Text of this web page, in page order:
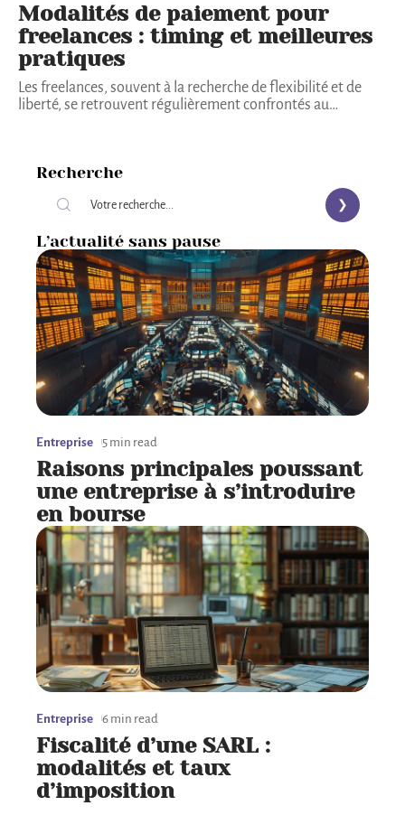
Modalités de paiement pour
freelances : timing et meilleures
pratiques
Les freelances, souvent à la recherche de flexibilité et de
liberté, se retrouvent régulièrement confrontés au…
Recherche
L’actualité sans pause
Entreprise 5 min read
Raisons principales poussant
une entreprise à s’introduire
en bourse
Entreprise 6 min read
Fiscalité d’une SARL :
modalités et taux
d’imposition